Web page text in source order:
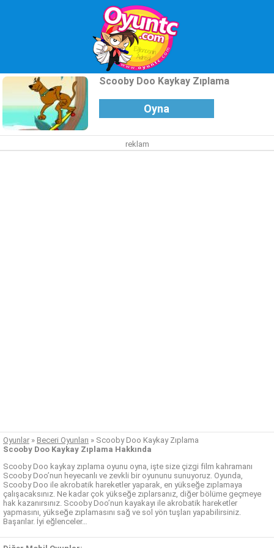
Scooby Doo Kaykay Zıplama
Oyna
reklam
Oyunlar » Beceri Oyunları » Scooby Doo Kaykay Zıplama
Scooby Doo Kaykay Zıplama Hakkında
Scooby Doo kaykay zıplama oyunu oyna, işte size çizgi film kahramanı
Scooby Doo’nun heyecanlı ve zevkli bir oyununu sunuyoruz. Oyunda,
Scooby Doo ile akrobatik hareketler yaparak, en yükseğe zıplamaya
çalışacaksınız. Ne kadar çok yükseğe zıplarsanız, diğer bölüme geçmeye
hak kazanırsınız. Scooby Doo’nun kayakayı ile akrobatik hareketler
yapmasını, yükseğe zıplamasını sağ ve sol yön tuşları yapabilirsiniz.
Başarılar. İyi eğlenceler…